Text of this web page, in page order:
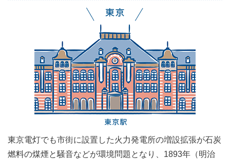
東京電灯でも市街に設置した火力発電所の増設拡張が石炭
燃料の煤煙と騒音などが環境問題となり、1893年（明治